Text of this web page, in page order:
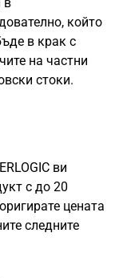
който
в крак с
на частни
стоки.
ви
с до 20
цената
следните